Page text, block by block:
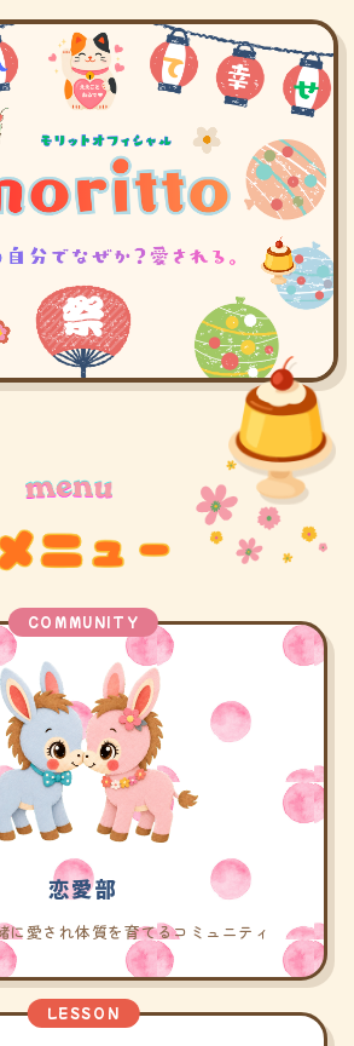
COMMUNITY
恋愛部
に愛され体質を育てるコミュニティ
LESSON